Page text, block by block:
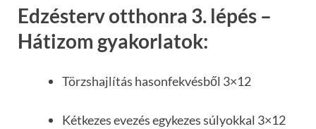
Edzésterv otthonra 3. lépés –
Hátizom gyakorlatok:
Törzshajlítás hasonfekvésből 3×12
Kétkezes evezés egykezes súlyokkal 3×12